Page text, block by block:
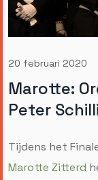
20 februari 2020
Marotte:
Peter
Tijdens het
Marotte Zitterd